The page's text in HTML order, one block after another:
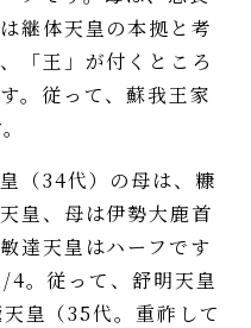
継体天皇の本拠と考
「王」が付くところ
。従って、蘇我王家
（34代）の母は、糠
皇、母は伊勢大鹿首
達天皇はハーフです
。従って、舒明天皇
皇（35代。重祚して